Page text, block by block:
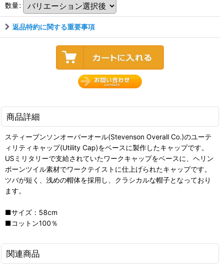
数量:
返品特約に関する重要事項
商品詳細
スティーブンソンオーバーオール(Stevenson Overall Co.)のユーテ
ィリティキャップ(Utility Cap)をベースに製作したキャップです。
USミリタリーで支給されていたワークキャップをベースに、ヘリン
ボーンツイル素材でワークテイストに仕上げられたキャップです。
ツバが短く、浅めの帽体を採用し、クラシカルな帽子となっており
ます。
■サイズ：58cm
■コットン100％
関連商品